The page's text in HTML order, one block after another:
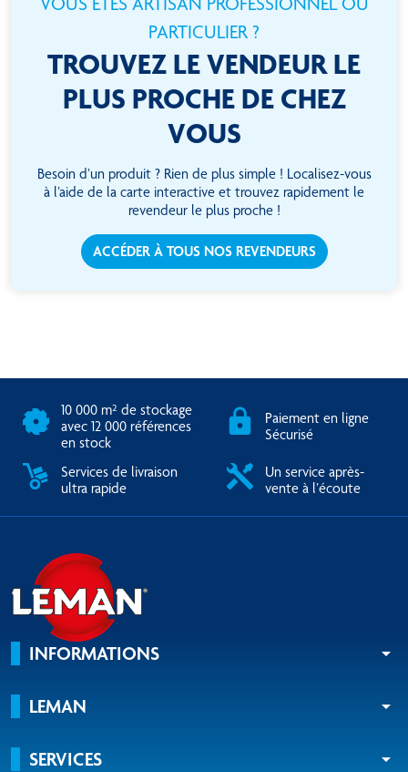
PARTICULIER ?
TROUVEZ LE VENDEUR LE
PLUS PROCHE DE CHEZ
VOUS
Besoin d’un produit ? Rien de plus simple ! Localisez-vous
à l’aide de la carte interactive et trouvez rapidement le
revendeur le plus proche !
ACCÉDER À TOUS NOS REVENDEURS
10 000 m² de stockage
avec 12 000 références
en stock
Paiement en ligne
Sécurisé
Services de livraison
ultra rapide
Un service après-
vente à l’écoute
INFORMATIONS arrow_drop_down
LEMAN arrow_drop_down
SERVICES arrow_drop_down